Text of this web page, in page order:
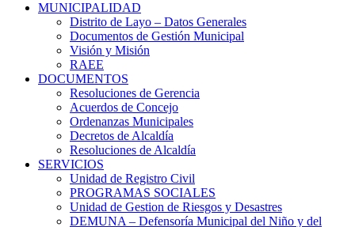
MUNICIPALIDAD
Distrito de Layo – Datos Generales
Documentos de Gestión Municipal
Visión y Misión
RAEE
DOCUMENTOS
Resoluciones de Gerencia
Acuerdos de Concejo
Ordenanzas Municipales
Decretos de Alcaldía
Resoluciones de Alcaldía
SERVICIOS
Unidad de Registro Civil
PROGRAMAS SOCIALES
Unidad de Gestion de Riesgos y Desastres
DEMUNA – Defensoría Municipal del Niño y del